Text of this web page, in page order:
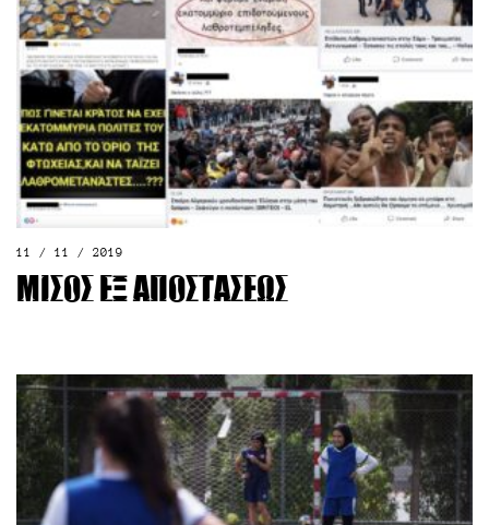
11 / 11 / 2019
Μίσος εξ αποστάσεως